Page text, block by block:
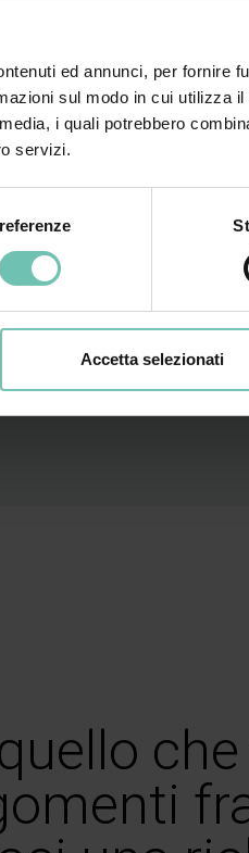
ed annunci, per fornire
sul modo in cui utilizza
i quali potrebbero
servizi.
Accetta selezionati
Vedi tutti i corsi a